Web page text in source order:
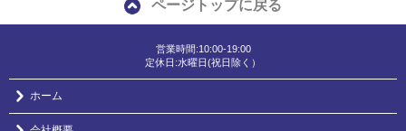
ページトップに戻る
営業時間:10:00-19:00
定休日:水曜日(祝日除く）
ホーム